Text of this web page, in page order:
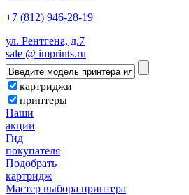
+7 (812) 946-28-19
ул. Рентгена, д.7
sale @ imprints.ru
картриджи
принтеры
Наши
акции
Гид
покупателя
Подобрать
картридж
Мастер выбора принтера